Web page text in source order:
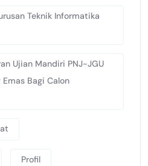
Teknik Informatika
Ujian Mandiri PNJ-JGU
Bagi Calon
Profil